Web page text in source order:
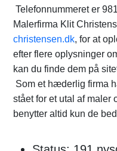
Telefonnummeret er
Malerfirma Klit
christensen.dk, for at
efter flere oplysninger
kan du finde dem på
Som et hæderlig firma
stået for et utal af maler
benytter altid kun de